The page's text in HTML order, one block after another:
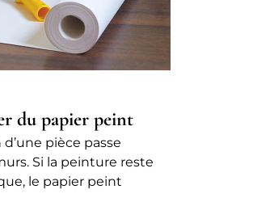
du papier peint
pièce passe
Si la peinture reste
le papier peint